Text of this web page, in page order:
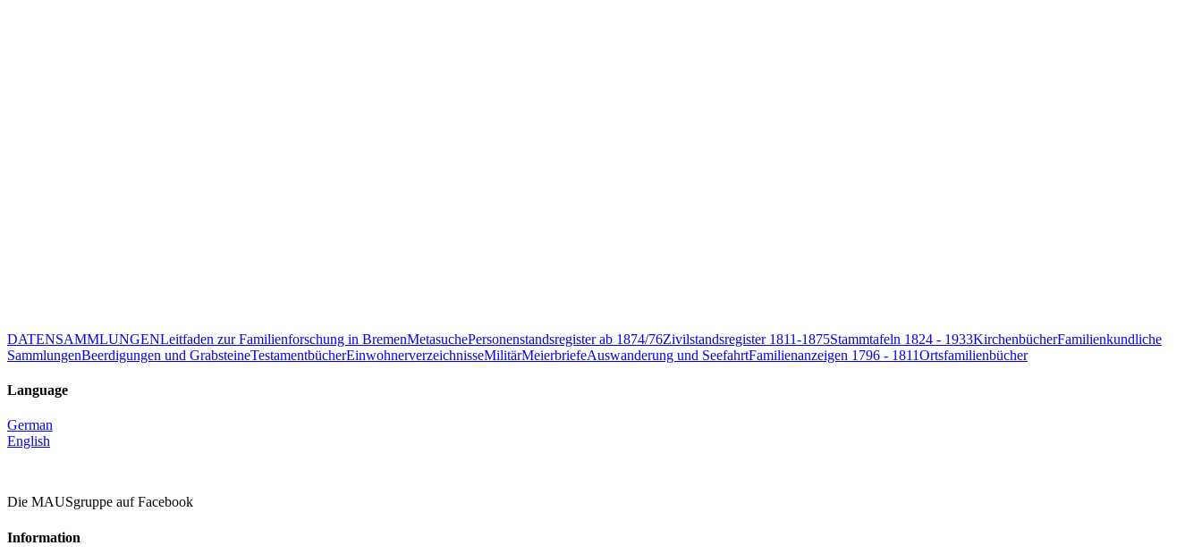
DATENSAMMLUNGENLeitfaden zur Familienforschung in BremenMetasuchePersonenstandsregister ab 1874/76Zivilstandsregister 1811-1875Stammtafeln 1824 - 1933KirchenbücherFamilienkundliche
SammlungenBeerdigungen und GrabsteineTestamentbücherEinwohnerverzeichnisseMilitärMeierbriefeAuswanderung und SeefahrtFamilienanzeigen 1796 - 1811Ortsfamilienbücher
Language
German
English
Die MAUSgruppe auf Facebook
Information